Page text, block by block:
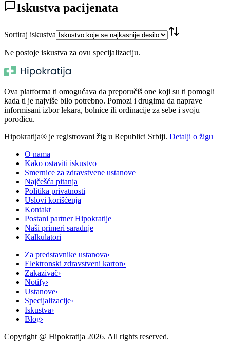
Iskustva pacijenata
Sortiraj iskustva
Ne postoje iskustva za ovu specijalizaciju.
Ova platforma ti omogućava da preporučiš one koji su ti pomogli
kada ti je najviše bilo potrebno. Pomozi i drugima da naprave
informisani izbor lekara, bolnice ili ordinacije za sebe i svoju
porodicu.
Hipokratija® je registrovani žig u Republici Srbiji. Detalji o žigu
O nama
Kako ostaviti iskustvo
Smernice za zdravstvene ustanove
Najčešća pitanja
Politika privatnosti
Uslovi korišćenja
Kontakt
Postani partner Hipokratije
Naši primeri saradnje
Kalkulatori
Za predstavnike ustanova›
Elektronski zdravstveni karton›
Zakazivač›
Notify›
Ustanove›
Specijalizacije›
Iskustva›
Blog›
Copyright @ Hipokratija 2026. All rights reserved.